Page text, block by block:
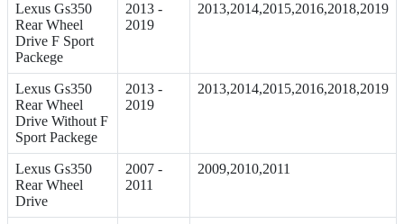
Lexus Gs350
Rear Wheel
Drive F Sport
Packege
2013 -
2019
2013,2014,2015,2016,2018,2019
Lexus Gs350
Rear Wheel
Drive Without F
Sport Packege
2013 -
2019
2013,2014,2015,2016,2018,2019
Lexus Gs350
Rear Wheel
Drive
2007 -
2011
2009,2010,2011